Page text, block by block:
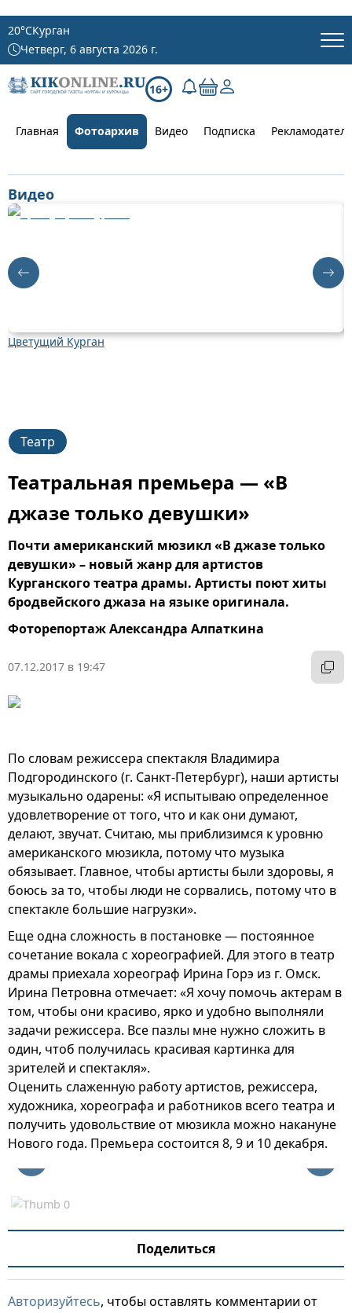
20°CКурган
Четверг, 6 августа 2026 г.
16+
Главная Фотоархив Видео Подписка
Видео
Цветущий Курган
Театр
Театральная премьера — «В
джазе только девушки»
Почти американский мюзикл «В джазе только
девушки» – новый жанр для артистов
Курганского театра драмы. Артисты поют хиты
бродвейского джаза на языке оригинала.
Фоторепортаж Александра Алпаткина
07.12.2017 в 19:47
По словам режиссера спектакля Владимира
Подгородинского (г. Санкт-Петербург), наши артисты
музыкально одарены: «Я испытываю определенное
удовлетворение от того, что и как они думают,
делают, звучат. Считаю, мы приблизимся к уровню
американского мюзикла, потому что музыка
обязывает. Главное, чтобы артисты были здоровы, я
боюсь за то, чтобы люди не сорвались, потому что в
спектакле большие нагрузки».
Еще одна сложность в постановке — постоянное
сочетание вокала с хореографией. Для этого в театр
драмы приехала хореограф Ирина Горэ из г. Омск.
Ирина Петровна отмечает: «Я хочу помочь актерам в
том, чтобы они красиво, ярко и удобно выполняли
задачи режиссера. Все пазлы мне нужно сложить в
один, чтоб получилась красивая картинка для
зрителей и спектакля».
Оценить слаженную работу артистов, режиссера,
художника, хореографа и работников всего театра и
получить удовольствие от мюзикла можно накануне
Нового года. Премьера состоится 8, 9 и 10 декабря.
Поделиться
Авторизуйтесь, чтобы оставлять комментарии от